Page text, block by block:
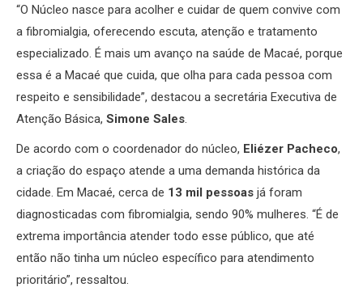
“O Núcleo nasce para acolher e cuidar de quem convive com
a fibromialgia, oferecendo escuta, atenção e tratamento
especializado. É mais um avanço na saúde de Macaé, porque
essa é a Macaé que cuida, que olha para cada pessoa com
respeito e sensibilidade”, destacou a secretária Executiva de
Atenção Básica, Simone Sales.
De acordo com o coordenador do núcleo, Eliézer Pacheco,
a criação do espaço atende a uma demanda histórica da
cidade. Em Macaé, cerca de 13 mil pessoas já foram
diagnosticadas com fibromialgia, sendo 90% mulheres. “É de
extrema importância atender todo esse público, que até
então não tinha um núcleo específico para atendimento
prioritário”, ressaltou.